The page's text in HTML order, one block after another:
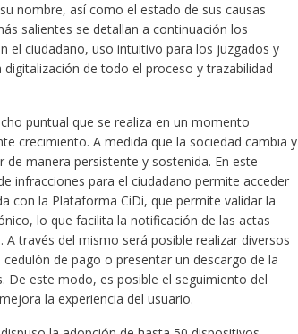
nombre, así como el estado de sus causas
salientes se detallan a continuación los
el ciudadano, uso intuitivo para los juzgados y
de todo el proceso y trazabilidad
puntual que se realiza en un momento
crecimiento. A medida que la sociedad cambia y
manera persistente y sostenida. En este
infracciones para el ciudadano permite acceder
con la Plataforma CiDi, que permite validar la
lo que facilita la notificación de las actas
través del mismo será posible realizar diversos
de pago o presentar un descargo de la
este modo, es posible el seguimiento del
la experiencia del usuario.